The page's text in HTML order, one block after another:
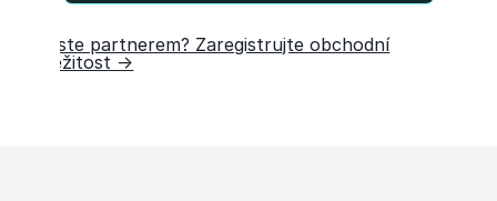
Již jste partnerem? Zaregistrujte obchodní
příležitost →